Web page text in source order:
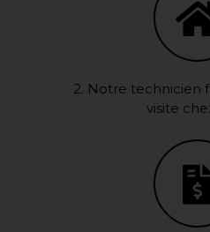
2. Notre technicien
visite